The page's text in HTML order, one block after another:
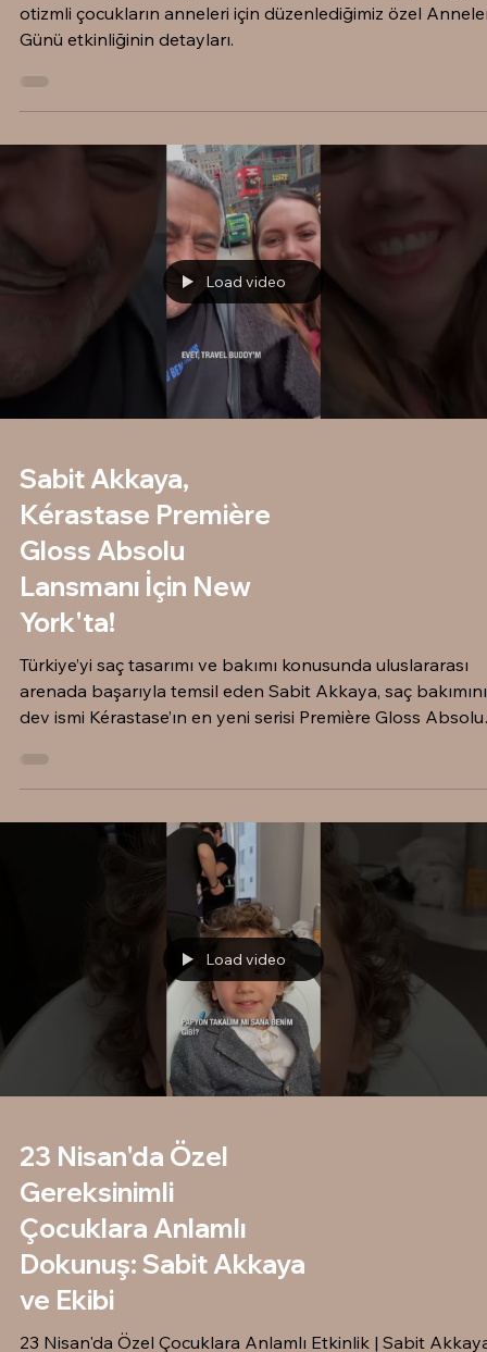
otizmli çocukların anneleri için düzenlediğimiz özel
Günü etkinliğinin detayları.
Load video
Sabit Akkaya,
Kérastase Première
Gloss Absolu
Lansmanı İçin New
York'ta!
Türkiye’yi saç tasarımı ve bakımı konusunda uluslararası
arenada başarıyla temsil eden Sabit Akkaya, saç
dev ismi Kérastase’ın en yeni serisi Première Gloss Absolu
atmosferi paylaşmanın gururunu yaşadığımız bu eşsiz
seyahatte, hem yeni trendleri keşfettik hem de bol bol
depoladık. New York’un dinamik sokaklarında ve ikonik
Load video
23 Nisan'da Özel
Gereksinimli
Çocuklara Anlamlı
Dokunuş: Sabit Akkaya
ve Ekibi
23 Nisan'da Özel Çocuklara Anlamlı Etkinlik | Sabit